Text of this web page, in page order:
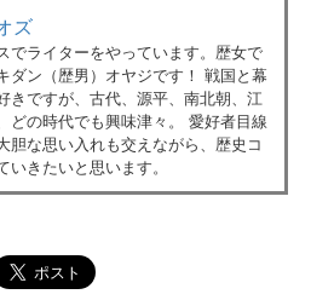
ズ
でライターをやっています。歴女で
ダン（歴男）オヤジです！ 戦国と幕
きですが、古代、源平、南北朝、江
どの時代でも興味津々。 愛好者目線
胆な思い入れも交えながら、歴史コ
いきたいと思います。